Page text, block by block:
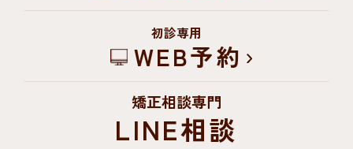
・入れ歯装着時に違和感が出る場合があ
・顎の骨が痩せると入れ歯が合わなくな
り、調整（修理）が必要となる場合があ
初診専用
WEB予約
矯正相談専門
LINE相談